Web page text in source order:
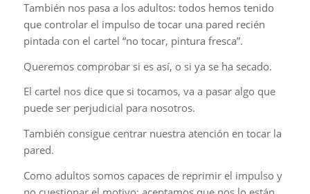
También nos pasa a los adultos: todos hemos tenido
que controlar el impulso de tocar una pared recién
pintada con el cartel “no tocar, pintura fresca”.
Queremos comprobar si es así, o si ya se ha secado.
El cartel nos dice que si tocamos, va a pasar algo que
puede ser perjudicial para nosotros.
También consigue centrar nuestra atención en tocar la
pared.
Como adultos somos capaces de reprimir el impulso y